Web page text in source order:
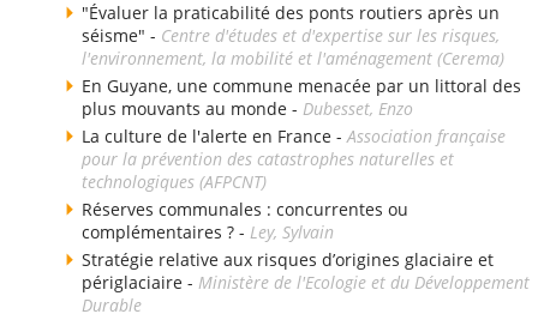
"Évaluer la praticabilité des ponts routiers après un
séisme" - Centre d'études et d'expertise sur les risques,
l'environnement, la mobilité et l'aménagement (Cerema)
En Guyane, une commune menacée par un littoral des
plus mouvants au monde - Dubesset, Enzo
La culture de l'alerte en France -Association française
pour la prévention des catastrophes naturelles et
technologiques (AFPCNT)
Réserves communales : concurrentes ou
complémentaires ? - Ley, Sylvain
Stratégie relative aux risques d’origines glaciaire et
périglaciaire - Ministère de l'Ecologie et du Développement
Durable